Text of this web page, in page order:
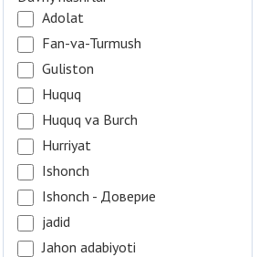
Adolat
Fan-va-Turmush
Guliston
Huquq
Huquq va Burch
Hurriyat
Ishonch
Ishonch - Доверие
jadid
Jahon adabiyoti